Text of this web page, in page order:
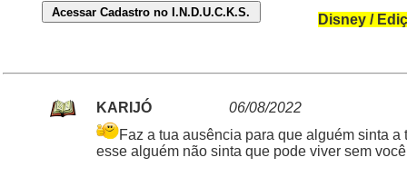
Disney /
KARIJÓ
06/08/2022
Faz a tua ausência para que alguém sinta
esse alguém não sinta que pode viver sem